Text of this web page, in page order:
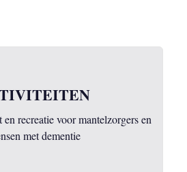
recreatie voor mantelzorgers en
met dementie